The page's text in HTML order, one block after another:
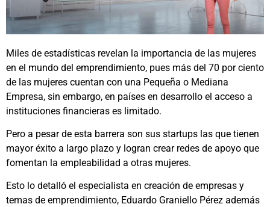
Miles de estadísticas revelan la importancia de las mujeres
en el mundo del emprendimiento, pues más del 70 por ciento
de las mujeres cuentan con una Pequeña o Mediana
Empresa, sin embargo, en países en desarrollo el acceso a
instituciones financieras es limitado.
Pero a pesar de esta barrera son sus startups las que tienen
mayor éxito a largo plazo y logran crear redes de apoyo que
fomentan la empleabilidad a otras mujeres.
Esto lo detalló el especialista en creación de empresas y
temas de emprendimiento, Eduardo Graniello Pérez además